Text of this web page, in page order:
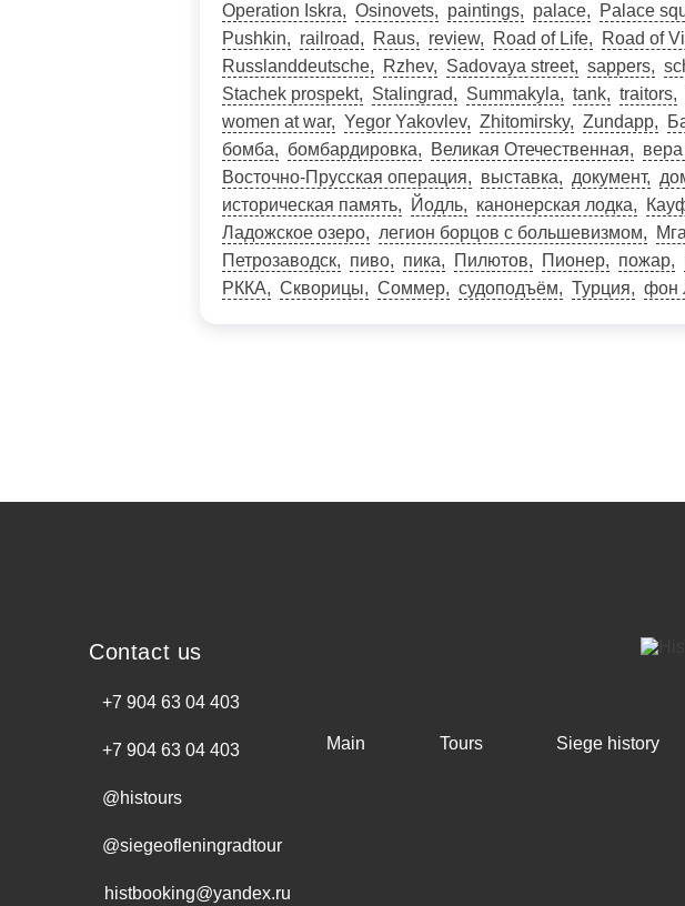
Operation Iskra
Osinovets paintings palace Palace
Pushkin
railroad Raus review Road of Life Road of
Russlanddeutsche
Rzhev Sadovaya street sappers
Stachek prospekt
Stalingrad Summakyla tank traitors
women at war
Yegor Yakovlev Zhitomirsky Zundapp
бомба
бомбардировка Великая Отечественная
Восточно-Прусская операция
выставка документ
историческая память
Йодль канонерская лодка
Ладожское озеро
легион борцов с большевизмом Мга
Петрозаводск
пиво пика Пилютов Пионер пожар
РККА
Скворицы Соммер судоподъём Турция фон
Contact us
+7 904 63 04 403
+7 904 63 04 403
@histours
@siegeofleningradtour
histbooking@yandex.ru
Main Tours Siege history